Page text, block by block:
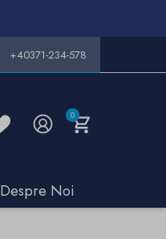
+40371-234-578
0
Despre Noi